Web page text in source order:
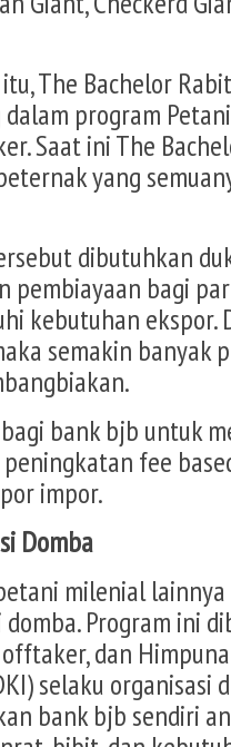
The Bachelor
program
Saat ini The
yang
dibutuhkan
pembiayaan bagi
kebutuhan ekspor.
semakin banyak
bank bjb untuk
fee
impor.
Domba
milenial
Program ini
dan
selaku organisasi
bank bjb sendiri